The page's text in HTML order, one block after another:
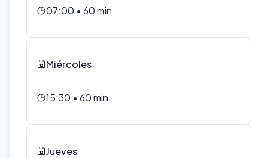
07:00 • 60min
Miércoles
15:30 • 60min
Jueves